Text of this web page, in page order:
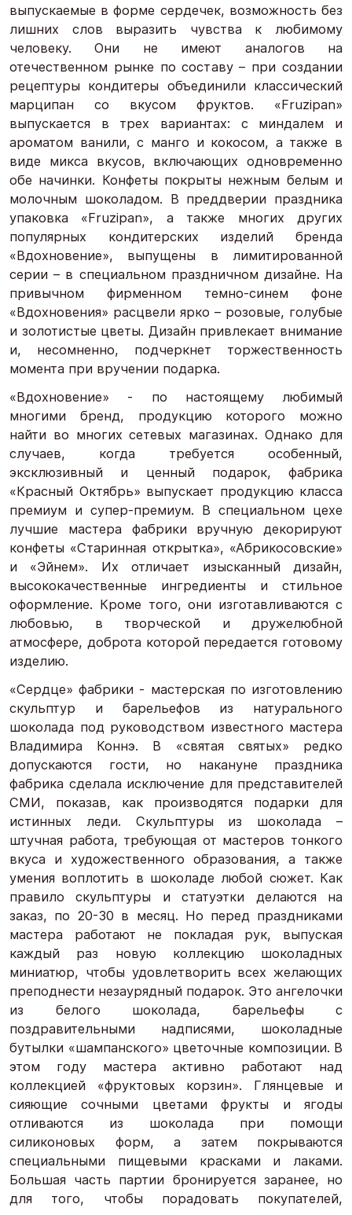
выпускаемые в форме сердечек, возможность без
лишних слов выразить чувства к любимому
человеку. Они не имеют аналогов на
отечественном рынке по составу – при создании
рецептуры кондитеры объединили классический
марципан со вкусом фруктов. «Fruzipan»
выпускается в трех вариантах: с миндалем и
ароматом ванили, с манго и кокосом, а также в
виде микса вкусов, включающих одновременно
обе начинки. Конфеты покрыты нежным белым и
молочным шоколадом. В преддверии праздника
упаковка «Fruzipan», а также многих других
популярных кондитерских изделий бренда
«Вдохновение», выпущены в лимитированной
серии – в специальном праздничном дизайне. На
привычном фирменном темно-синем фоне
«Вдохновения» расцвели ярко – розовые, голубые
и золотистые цветы. Дизайн привлекает внимание
и, несомненно, подчеркнет торжественность
момента при вручении подарка.
«Вдохновение» - по настоящему любимый
многими бренд, продукцию которого можно
найти во многих сетевых магазинах. Однако для
случаев, когда требуется особенный,
эксклюзивный и ценный подарок, фабрика
«Красный Октябрь» выпускает продукцию класса
премиум и супер-премиум. В специальном цехе
лучшие мастера фабрики вручную декорируют
конфеты «Старинная открытка», «Абрикосовские»
и «Эйнем». Их отличает изысканный дизайн,
высококачественные ингредиенты и стильное
оформление. Кроме того, они изготавливаются с
любовью, в творческой и дружелюбной
атмосфере, доброта которой передается готовому
изделию.
«Сердце» фабрики - мастерская по изготовлению
скульптур и барельефов из натурального
шоколада под руководством известного мастера
Владимира Коннэ. В «святая святых» редко
допускаются гости, но накануне праздника
фабрика сделала исключение для представителей
СМИ, показав, как производятся подарки для
истинных леди. Скульптуры из шоколада –
штучная работа, требующая от мастеров тонкого
вкуса и художественного образования, а также
умения воплотить в шоколаде любой сюжет. Как
правило скульптуры и статуэтки делаются на
заказ, по 20-30 в месяц. Но перед праздниками
мастера работают не покладая рук, выпуская
каждый раз новую коллекцию шоколадных
миниатюр, чтобы удовлетворить всех желающих
преподнести незаурядный подарок. Это ангелочки
из белого шоколада, барельефы с
поздравительными надписями, шоколадные
бутылки «шампанского» цветочные композиции. В
этом году мастера активно работают над
коллекцией «фруктовых корзин». Глянцевые и
сияющие сочными цветами фрукты и ягоды
отливаются из шоколада при помощи
силиконовых форм, а затем покрываются
специальными пищевыми красками и лаками.
Большая часть партии бронируется заранее, но
для того, чтобы порадовать покупателей,